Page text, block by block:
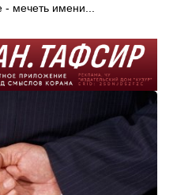
мечеть имени...